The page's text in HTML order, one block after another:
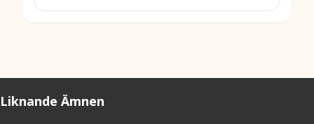
Liknande Ämnen